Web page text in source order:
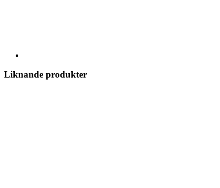
Liknande produkter